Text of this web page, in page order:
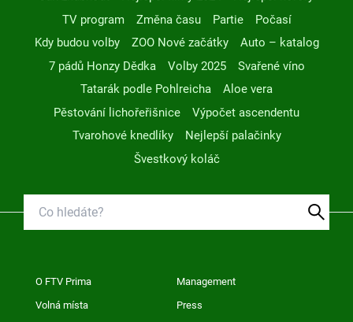
TV program
Změna času Partie
Počasí
Kdy budou volby
ZOO Nové začátky
Auto – katalog
7 pádů Honzy Dědka
Volby 2025
Svařené víno
Tatarák podle Pohlreicha
Aloe vera
Pěstování lichořeřišnice
Výpočet ascendentu
Tvarohové knedlíky
Nejlepší palačinky
Švestkový koláč
O FTV Prima Management
Volná místa Press